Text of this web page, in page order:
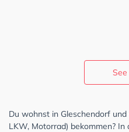
Du wohnst in Gleschendorf
LKW, Motorrad) bekommen?